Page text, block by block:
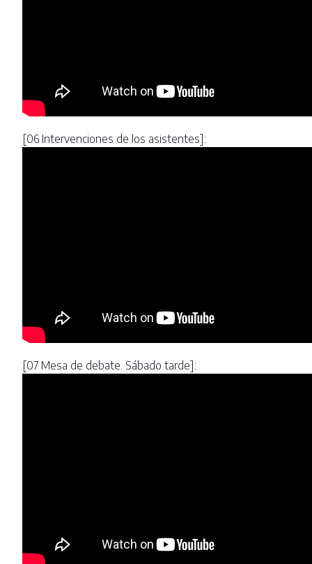
[06 Intervenciones de los asistentes]:
[07 Mesa de debate. Sábado tarde]: